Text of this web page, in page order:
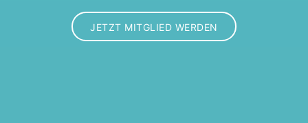
JETZT MITGLIED WERDEN